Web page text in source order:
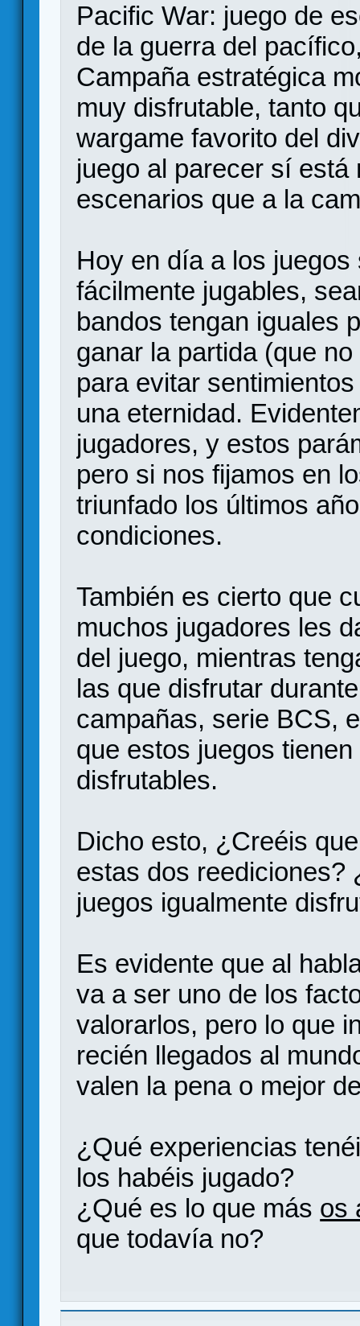
Pacific War: juego de
de la guerra del
Campaña estratégica
muy disfrutable, tanto
wargame favorito del
juego al parecer sí
escenarios que a la
Hoy en día a los
fácilmente jugables,
bandos tengan iguales
ganar la partida (que
para evitar
una eternidad.
jugadores, y estos
pero si nos fijamos en
triunfado los últimos
condiciones.
También es cierto que
muchos jugadores les
del juego, mientras
las que disfrutar
campañas, serie BCS,
que estos juegos
disfrutables.
Dicho esto, ¿Creéis
estas dos reediciones?
juegos igualmente
Es evidente que al
va a ser uno de los
valorarlos, pero lo que
recién llegados al
valen la pena o mejor
¿Qué experiencias
los habéis jugado?
¿Qué es lo que más os
que todavía no?